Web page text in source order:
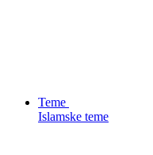
Teme
Islamske teme